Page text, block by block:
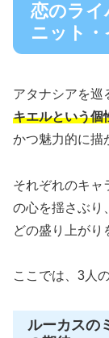
恋のライ
ニット
アタナシアを巡
キエルという個
かつ魅力的に描
それぞれのキャ
の心を揺さぶり、
どの盛り上がり
ここでは、3人
ルーカスの